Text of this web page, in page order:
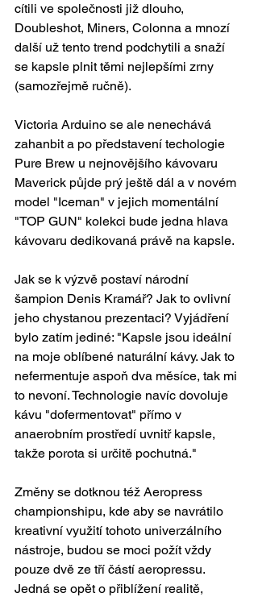
cítili ve společnosti již dlouho,
Doubleshot, Miners, Colonna a mnozí
další už tento trend podchytili a snaží
se kapsle plnit těmi nejlepšími zrny
(samozřejmě ručně).
Victoria Arduino se ale nenechává
zahanbit a po představení techologie
Pure Brew u nejnovějšího kávovaru
Maverick půjde prý ještě dál a v novém
model "Iceman" v jejich momentální
"TOP GUN" kolekci bude jedna hlava
kávovaru dedikovaná právě na kapsle.
Jak se k výzvě postaví národní
šampion Denis Kramář? Jak to ovlivní
jeho chystanou prezentaci? Vyjádření
bylo zatím jediné: "Kapsle jsou ideální
na moje oblíbené naturální kávy. Jak to
nefermentuje aspoň dva měsíce, tak mi
to nevoní. Technologie navíc dovoluje
kávu "dofermentovat" přímo v
anaerobním prostředí uvnitř kapsle,
takže porota si určitě pochutná."
Změny se dotknou též Aeropress
championshipu, kde aby se navrátilo
kreativní využití tohoto univerzálního
nástroje, budou se moci požít vždy
pouze dvě ze tří částí aeropressu.
Jedná se opět o přiblížení realitě,